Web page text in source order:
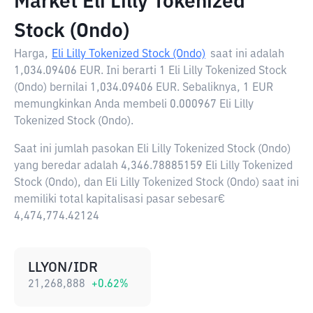
Stock (Ondo)
Harga, Eli Lilly Tokenized Stock (Ondo) saat ini adalah
1,034.09406 EUR. Ini berarti 1 Eli Lilly Tokenized Stock
(Ondo) bernilai 1,034.09406 EUR. Sebaliknya, 1 EUR
memungkinkan Anda membeli 0.000967 Eli Lilly
Tokenized Stock (Ondo).
Saat ini jumlah pasokan Eli Lilly Tokenized Stock (Ondo)
yang beredar adalah 4,346.78885159 Eli Lilly Tokenized
Stock (Ondo), dan Eli Lilly Tokenized Stock (Ondo) saat ini
memiliki total kapitalisasi pasar sebesar€
4,474,774.42124
LLYON/IDR
21,268,888 +0.62%